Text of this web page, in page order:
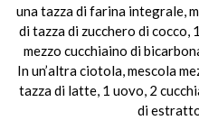
una tazza di farina integrale,
di tazza di zucchero di
mezzo cucchiaino di
In un’altra ciotola, mescola
tazza di latte, 1 uovo, 2
di